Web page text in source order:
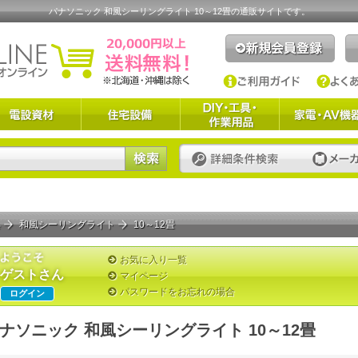
パナソニック 和風シーリングライト 10～12畳の通販サイトです。
ゲストさん
お気に入り一覧
マイページ
ログイン パスワードをお忘れの場合
和風シーリングライト 10～12畳
ソニック 和風シーリングライト 10～12畳